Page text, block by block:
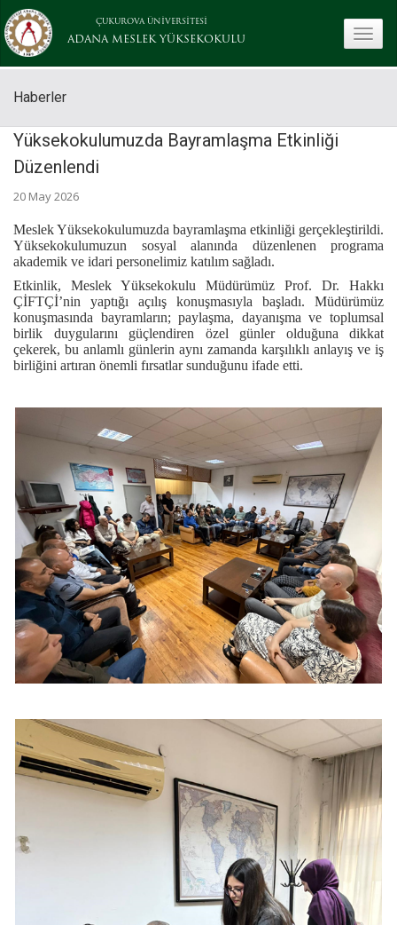
ÇUKUROVA ÜNİVERSİTESİ
ADANA MESLEK YÜKSEKOKULU
Haberler
Yüksekokulumuzda Bayramlaşma Etkinliği
Düzenlendi
20 May 2026
Meslek Yüksekokulumuzda bayramlaşma etkinliği gerçekleştirildi.
Yüksekokulumuzun sosyal alanında düzenlenen programa
akademik ve idari personelimiz katılım sağladı.
Etkinlik, Meslek Yüksekokulu Müdürümüz Prof. Dr. Hakkı
ÇİFTÇİ’nin yaptığı açılış konuşmasıyla başladı. Müdürümüz
konuşmasında bayramların; paylaşma, dayanışma ve toplumsal
birlik duygularını güçlendiren özel günler olduğuna dikkat
çekerek, bu anlamlı günlerin aynı zamanda karşılıklı anlayış ve iş
birliğini artıran önemli fırsatlar sunduğunu ifade etti.